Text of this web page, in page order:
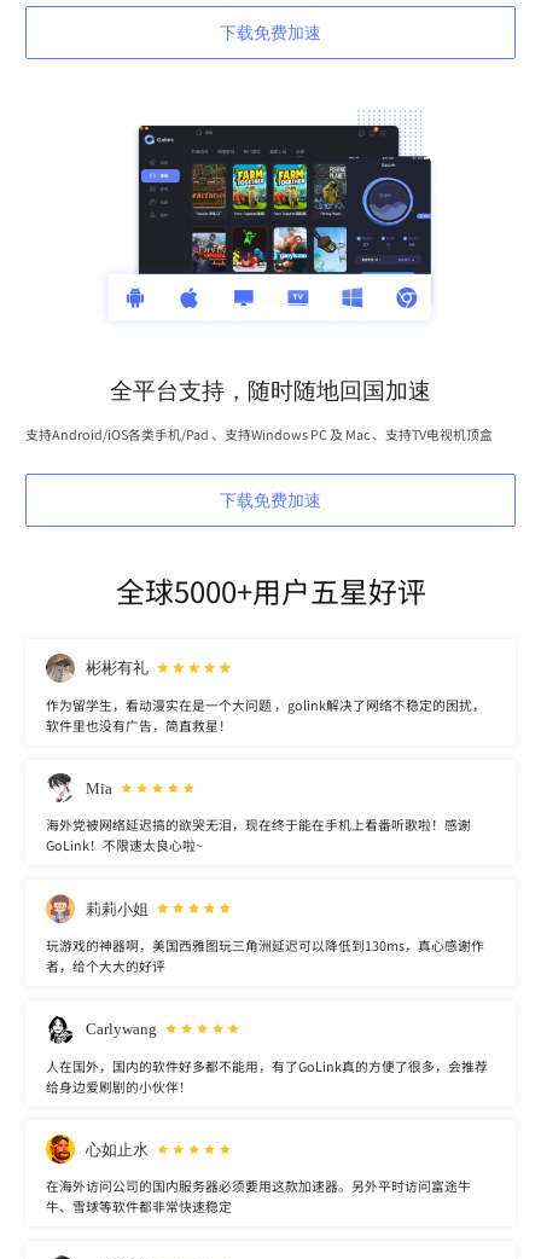
下载免费加速
全平台支持，随时随地回国加速
支持Android/iOS各类手机/Pad 、支持Windows PC 及 Mac 、支持TV电视机顶盒
下载免费加速
全球5000+用户五星好评
彬彬有礼
作为留学生，看动漫实在是一个大问题 ，golink解决了网络不稳定的困扰，
软件里也没有广告，简直救星！
Mia
海外党被网络延迟搞的欲哭无泪，现在终于能在手机上看番听歌啦！感谢
GoLink！不限速太良心啦~
莉莉小姐
玩游戏的神器啊，美国西雅图玩三角洲延迟可以降低到130ms，真心感谢作
者，给个大大的好评
Carlywang
人在国外，国内的软件好多都不能用，有了GoLink真的方便了很多，会推荐
给身边爱刷剧的小伙伴！
心如止水
在海外访问公司的国内服务器必须要用这款加速器。另外平时访问富途牛
牛、雪球等软件都非常快速稳定